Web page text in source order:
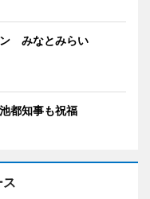
ン みなとみらい
都知事も祝福